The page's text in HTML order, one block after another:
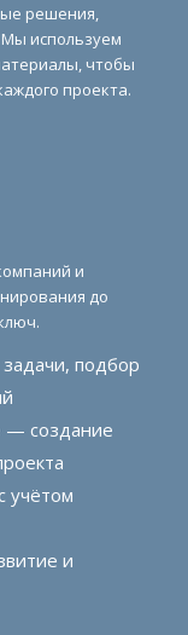
решения,
используем
чтобы
проекта.
и
до
подбор
— создание
учётом
и